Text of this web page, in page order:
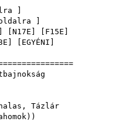
N17E F15E
EGYÉNI
Tázlár